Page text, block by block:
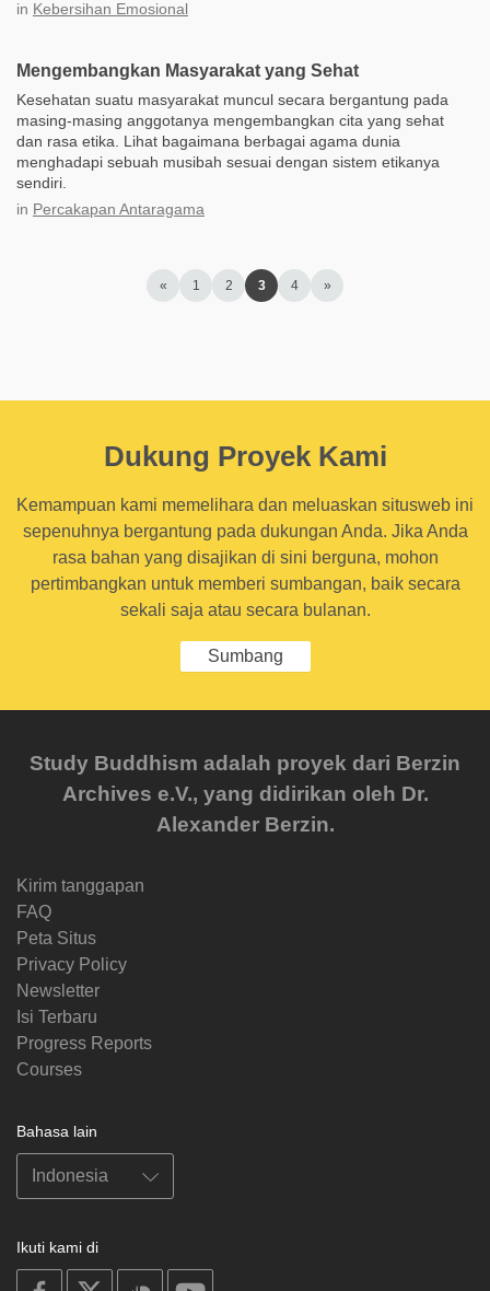
in Kebersihan Emosional
Mengembangkan Masyarakat yang Sehat
Kesehatan suatu masyarakat muncul secara bergantung pada
masing-masing anggotanya mengembangkan cita yang sehat
dan rasa etika. Lihat bagaimana berbagai agama dunia
menghadapi sebuah musibah sesuai dengan sistem etikanya
sendiri.
in Percakapan Antaragama
« 1 2 3 4 »
Dukung Proyek Kami
Kemampuan kami memelihara dan meluaskan situsweb ini
sepenuhnya bergantung pada dukungan Anda. Jika Anda
rasa bahan yang disajikan di sini berguna, mohon
pertimbangkan untuk memberi sumbangan, baik secara
sekali saja atau secara bulanan.
Sumbang
Study Buddhism adalah proyek dari Berzin
Archives e.V., yang didirikan oleh Dr.
Alexander Berzin.
Kirim tanggapan
FAQ
Peta Situs
Privacy Policy
Newsletter
Isi Terbaru
Progress Reports
Courses
Bahasa lain
Ikuti kami di
on